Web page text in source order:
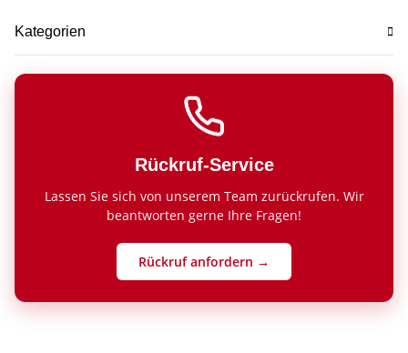
Kategorien
Rückruf-Service
Lassen Sie sich von unserem Team zurückrufen. Wir
beantworten gerne Ihre Fragen!
Rückruf anfordern →